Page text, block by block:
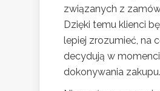
związanych z
Dzięki temu klienci
lepiej zrozumieć, na
decydują w
dokonywania zakupu.